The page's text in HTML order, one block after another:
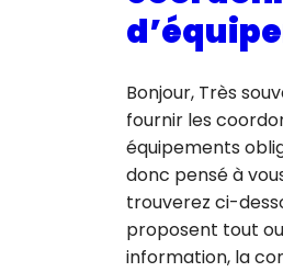
Bonjour, Très
fournir les
équipements
donc pensé à
trouverez ci-
proposent tout
information, la